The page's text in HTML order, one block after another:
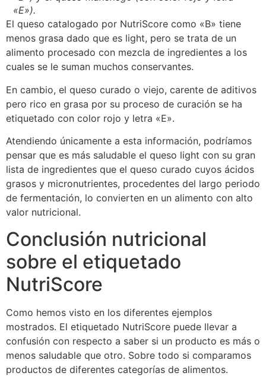
«E»).
El queso catalogado por NutriScore como «B» tiene
menos grasa dado que es light, pero se trata de un
alimento procesado con mezcla de ingredientes a los
cuales se le suman muchos conservantes.
En cambio, el queso curado o viejo, carente de aditivos
pero rico en grasa por su proceso de curación se ha
etiquetado con color rojo y letra «E».
Atendiendo únicamente a esta información, podríamos
pensar que es más saludable el queso light con su gran
lista de ingredientes que el queso curado cuyos ácidos
grasos y micronutrientes, procedentes del largo periodo
de fermentación, lo convierten en un alimento con alto
valor nutricional.
Conclusión nutricional
sobre el etiquetado
NutriScore
Como hemos visto en los diferentes ejemplos
mostrados. El etiquetado NutriScore puede llevar a
confusión con respecto a saber si un producto es más o
menos saludable que otro. Sobre todo si comparamos
productos de diferentes categorías de alimentos.